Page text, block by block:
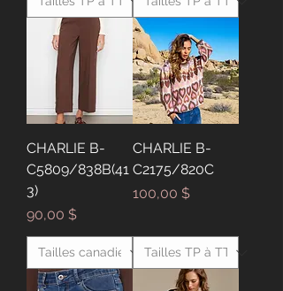
CHARLIE B-
C5809/838B(41
3)
Prix
90,00 $
CHARLIE B-
C2175/820C
Prix
100,00 $